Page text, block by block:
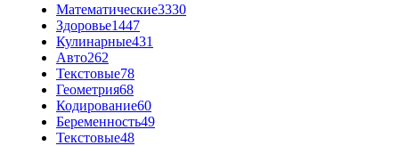
Математические3330
Здоровье1447
Кулинарные431
Авто262
Текстовые78
Геометрия68
Кодирование60
Беременность49
Текстовые48